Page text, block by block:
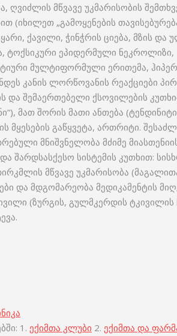
ღვიძლის მწვავე უკმარისობის
(იხილეთ „გამოყენების
ქავილი, ჭინჭრის ციება, მზის და
ტოქსიკური ეპიდერმული
მულტიფორმული ერითემა,
კანის ლორწოვანის რეაქციები
და შემაერთებელი ქსოვილების
მათ შორის მათი ანთება
მყესების გაწყვეტა, ართრიტი.
მნიშვნელობა მძიმე
შარდსასქესო სისტემის კუთხით:
მწვავე უკმარისობა
და მდგომარეობა მედიკამენტის
(ზურგის, გულმკერდის
1. ექიმთა კლუბი 2. ექიმთა და